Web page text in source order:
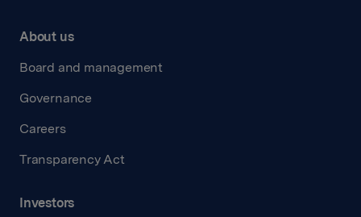
About us
Board and management
Governance
Careers
Transparency Act
Investors